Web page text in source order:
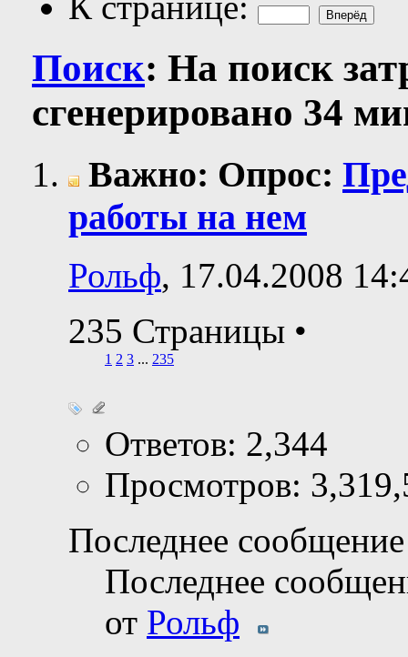
Поиск: На поиск
сгенерировано 34
Важно: Опрос:
работы на нем
Рольф, 17.04.2008
235 Страницы •
1 2 3 ... 235
Ответов: 2,344
Просмотров:
Последнее
Последнее
от Рольф